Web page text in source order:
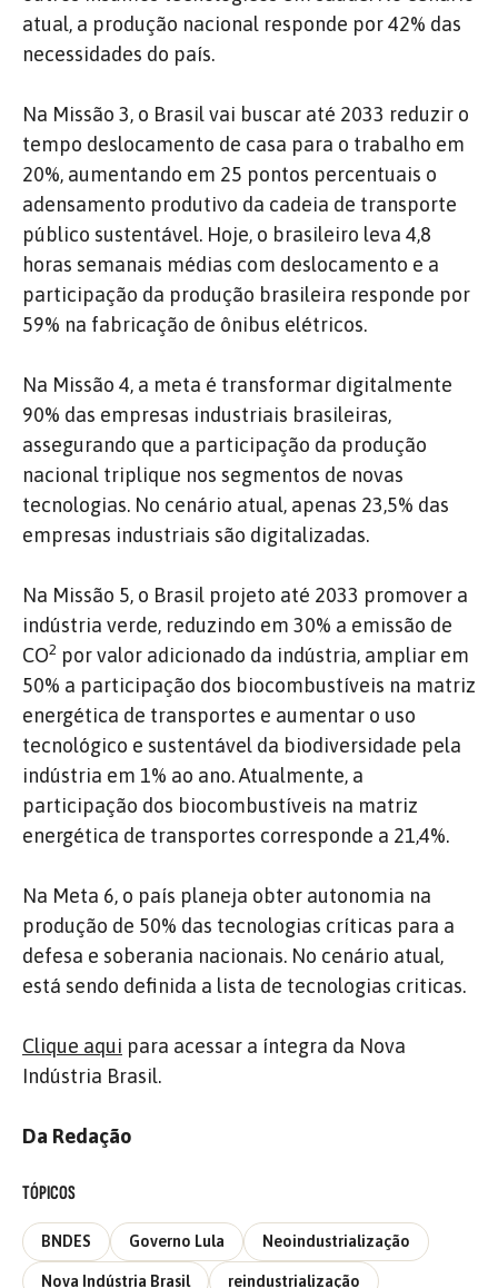
atual, a produção nacional responde por 42% das
necessidades do país.
Na Missão 3, o Brasil vai buscar até 2033 reduzir o
tempo deslocamento de casa para o trabalho em
20%, aumentando em 25 pontos percentuais o
adensamento produtivo da cadeia de transporte
público sustentável. Hoje, o brasileiro leva 4,8
horas semanais médias com deslocamento e a
participação da produção brasileira responde por
59% na fabricação de ônibus elétricos.
Na Missão 4, a meta é transformar digitalmente
90% das empresas industriais brasileiras,
assegurando que a participação da produção
nacional triplique nos segmentos de novas
tecnologias. No cenário atual, apenas 23,5% das
empresas industriais são digitalizadas.
Na Missão 5, o Brasil projeto até 2033 promover a
indústria verde, reduzindo em 30% a emissão de
CO2 por valor adicionado da indústria, ampliar em
50% a participação dos biocombustíveis na matriz
energética de transportes e aumentar o uso
tecnológico e sustentável da biodiversidade pela
indústria em 1% ao ano. Atualmente, a
participação dos biocombustíveis na matriz
energética de transportes corresponde a 21,4%.
Na Meta 6, o país planeja obter autonomia na
produção de 50% das tecnologias críticas para a
defesa e soberania nacionais. No cenário atual,
está sendo definida a lista de tecnologias criticas.
Clique aqui para acessar a íntegra da Nova
Indústria Brasil.
Da Redação
TÓPICOS
BNDES Governo Lula Neoindustrialização
Nova Indústria Brasil reindustrialização